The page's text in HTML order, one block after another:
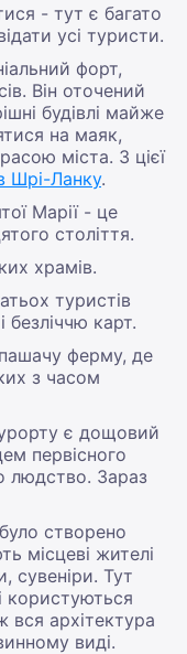
- тут є багато
усі туристи.
форт,
Він оточений
будівлі майже
на маяк,
міста. З цієї
Шрі-Ланку.
Марії - це
століття.
храмів.
туристів
безліччю карт.
ферму, де
з часом
є дощовий
первісного
людство. Зараз
створено
місцеві жителі
сувеніри. Тут
користуються
архітектура
виді.